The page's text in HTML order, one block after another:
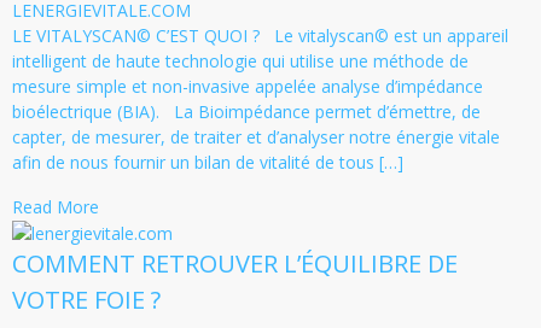
LENERGIEVITALE.COM
LE VITALYSCAN© C’EST QUOI ? Le vitalyscan© est un appareil
intelligent de haute technologie qui utilise une méthode de
mesure simple et non-invasive appelée analyse d’impédance
bioélectrique (BIA). La Bioimpédance permet d’émettre, de
capter, de mesurer, de traiter et d’analyser notre énergie vitale
afin de nous fournir un bilan de vitalité de tous […]
Read More
COMMENT RETROUVER L’ÉQUILIBRE DE
VOTRE FOIE ?